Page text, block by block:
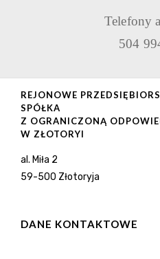
Telefony
504
REJONOWE
SPÓŁKA
Z OGRANICZONĄ
W ZŁOTORYI
al. Miła 2
59-500 Złotoryja
DANE KONTAKTOWE